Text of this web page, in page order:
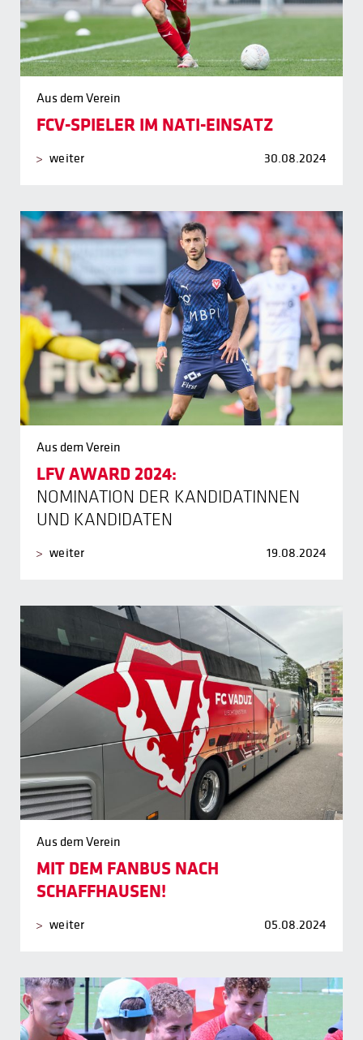
Aus dem Verein
FCV-SPIELER IM NATI-EINSATZ
weiter 30.08.2024
Aus dem Verein
LFV AWARD 2024:
NOMINATION DER KANDIDATINNEN
UND KANDIDATEN
weiter 19.08.2024
Aus dem Verein
MIT DEM FANBUS NACH
SCHAFFHAUSEN!
weiter 05.08.2024